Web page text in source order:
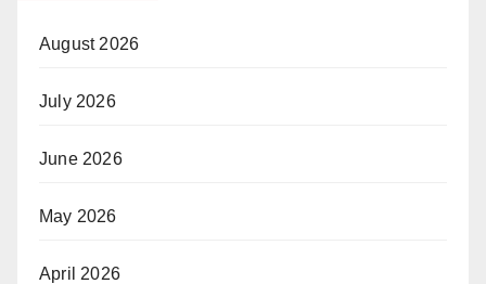
August 2026
July 2026
June 2026
May 2026
April 2026